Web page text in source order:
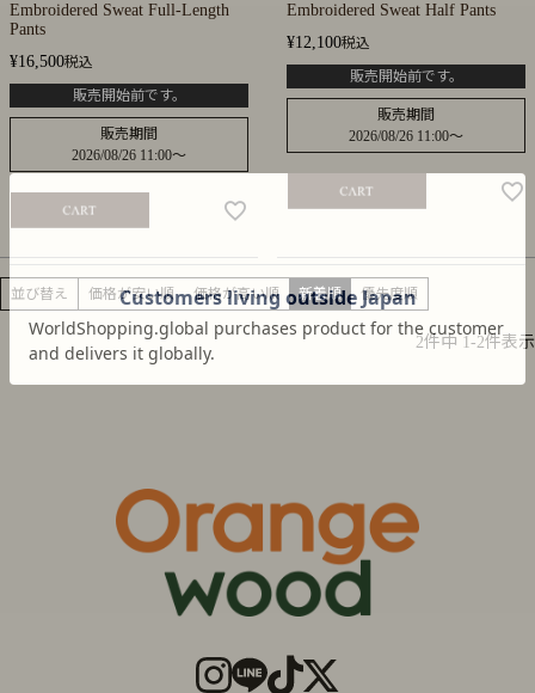
Embroidered Sweat Full-Length
Pants
¥16,500税込
販売開始前です。
販売期間
2026/08/26 11:00〜
Embroidered Sweat Half Pants
¥12,100税込
販売開始前です。
販売期間
2026/08/26 11:00〜
並び替え 価格が安い順 価格が高い順 新着順 優先度順
2件中 1-2件表示